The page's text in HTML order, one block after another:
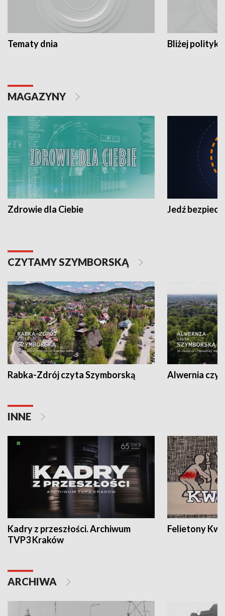
Tematy dnia Bliżej polityki
MAGAZYNY
Zdrowie dla Ciebie Jedź
CZYTAMY SZYMBORSKĄ
Rabka-Zdrój czyta Szymborską Alwernia
INNE
Kadry z przeszłości. Archiwum
TVP3 Kraków
Felietony
ARCHIWA